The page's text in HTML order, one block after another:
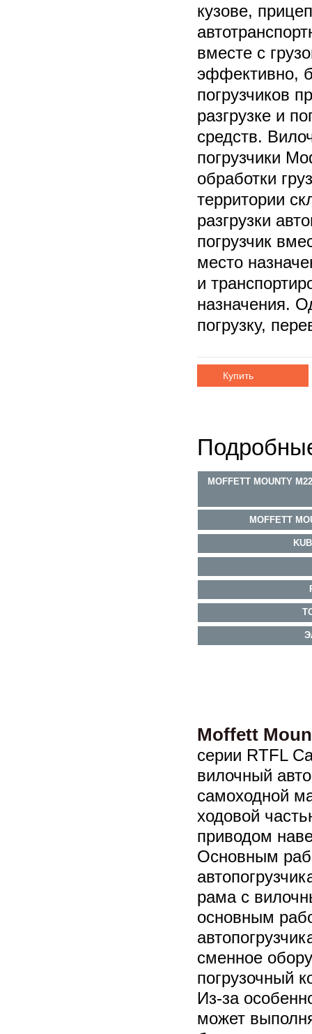
кузове,
вместе с
эффективно,
погрузчиков
разгрузке и
средств.
погрузчики
обработки
территории
разгрузки
погрузчик
место
и
назначения.
погрузку,
Купить
MOFFETT MOUNTY
MOFFETT
Moffett
серии RTFL
вилочный
самоходной
ходовой
приводом
Основным
рама с
основным
сменное
погрузочный
Из-за
может